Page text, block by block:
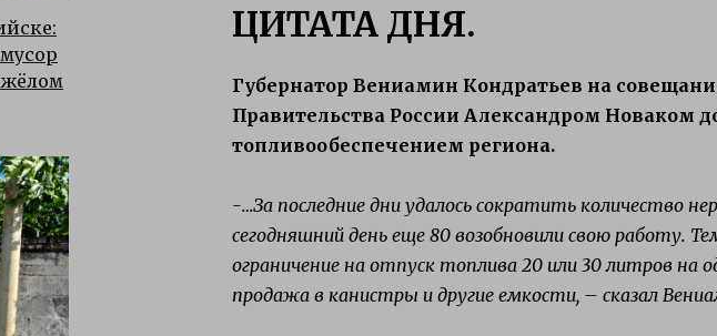
ЦИТАТА ДНЯ.
Губернатор Вениамин Кондратьев на
Правительства России Александром Новаком
топливообеспечением региона.
-…За последние дни удалось сократить количество
сегодняшний день еще 80 возобновили свою работу.
ограничение на отпуск топлива 20 или 30 литров на
продажа в канистры и другие емкости, – сказал